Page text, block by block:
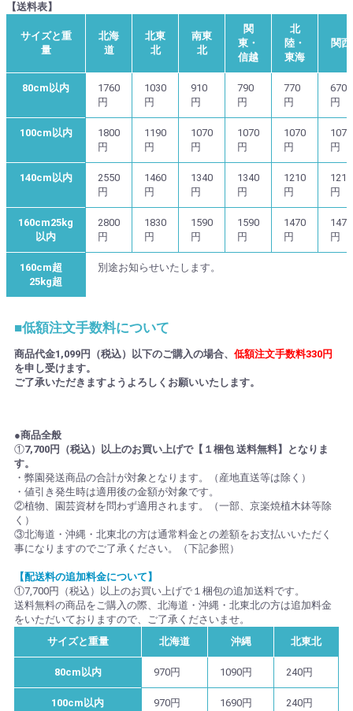
【送料表】
サイズと重
量
北海
道
北東
北
南東
北
関
東・
信越
北
陸・
東海
関西
80cm以内
1760
円
1030
円
910
円
790
円
770
円
670
円
100cm以内
1800
円
1190
円
1070
円
1070
円
1070
円
1070
円
140cm以内
2550
円
1460
円
1340
円
1340
円
1210
円
1210
円
160cm25kg
以内
2800
円
1830
円
1590
円
1590
円
1470
円
1470
円
160cm超
25kg超
別途お知らせいたします。
■低額注文手数料について
商品代金1,099円（税込）以下のご購入の場合、 低額注文手数料330円
を申し受けます。
ご了承いただきますようよろしくお願いいたします。
●商品全般
①7,700円（税込）以上のお買い上げで【１梱包 送料無料】となりま
す。
・弊園発送商品の合計が対象となります。（産地直送等は除く）
・値引き発生時は適用後の金額が対象です。
②植物、園芸資材を問わず適用されます。（一部、京楽焼植木鉢等除
く）
③北海道・沖縄・北東北の方は通常料金との差額をお支払いいただく
事になりますのでご了承ください。（下記参照）
【配送料の追加料金について】
①7,700円（税込）以上のお買い上げで１梱包の追加送料です。
送料無料の商品をご購入の際、北海道・沖縄・北東北の方は追加料金
をいただいておりますので、ご了承くださいませ。
サイズと重量
北海道 沖縄 北東北
80cm以内 970円 1090円 240円
100cm以内 970円 1690円 240円